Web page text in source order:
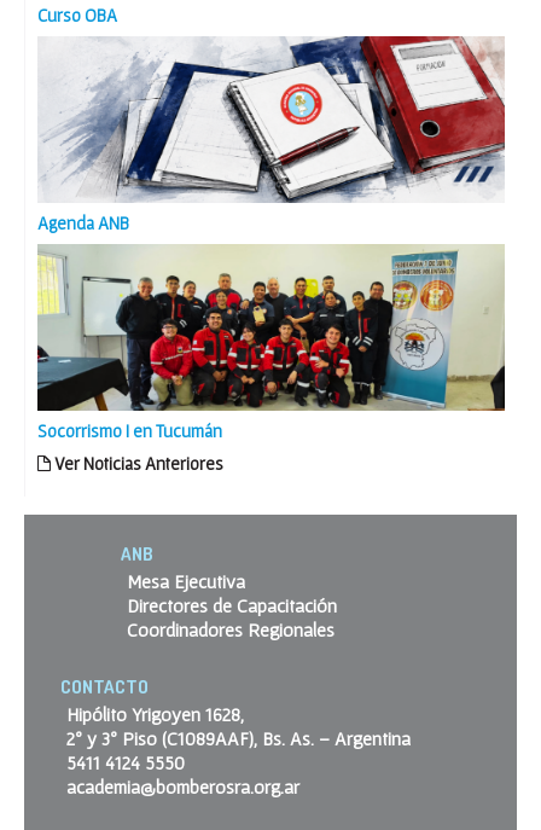
Curso OBA
Agenda ANB
Socorrismo I en Tucumán
Ver Noticias Anteriores
ANB
Mesa Ejecutiva
Directores de Capacitación
Coordinadores Regionales
CONTACTO
Hipólito Yrigoyen 1628,
2º y 3º Piso (C1089AAF), Bs. As. – Argentina
5411 4124 5550
academia@bomberosra.org.ar